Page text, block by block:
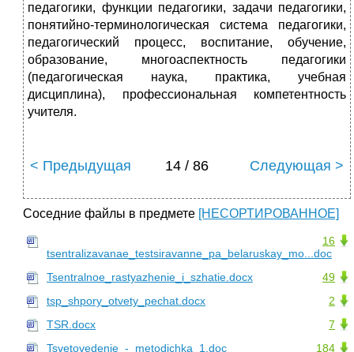
педагогики, функции педагогики, задачи педагогики,
понятийно-терминологическая система педагогики,
педагогический процесс, воспитание, обучение,
образование, многоаспектность педагогики
(педагогическая наука, практика, учебная
дисциплина), профессиональная компетентность
учителя.
< Предыдущая 14 / 86 Следующая >
Соседние файлы в предмете [НЕСОРТИРОВАННОЕ]
16
tsentralizavanae_testsiravanne_pa_belaruskay_mo...doc
49
Tsentralnoe_rastyazhenie_i_szhatie.docx
2
tsp_shpory_otvety_pechat.docx
7
TSR.docx
184
Tsvetovedenie_-_metodichka_1.doc